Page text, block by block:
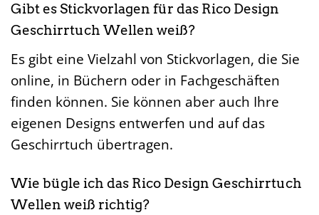
Gibt es Stickvorlagen für das Rico Design
Geschirrtuch Wellen weiß?
Es gibt eine Vielzahl von Stickvorlagen, die Sie
online, in Büchern oder in Fachgeschäften
finden können. Sie können aber auch Ihre
eigenen Designs entwerfen und auf das
Geschirrtuch übertragen.
Wie bügle ich das Rico Design Geschirrtuch
Wellen weiß richtig?